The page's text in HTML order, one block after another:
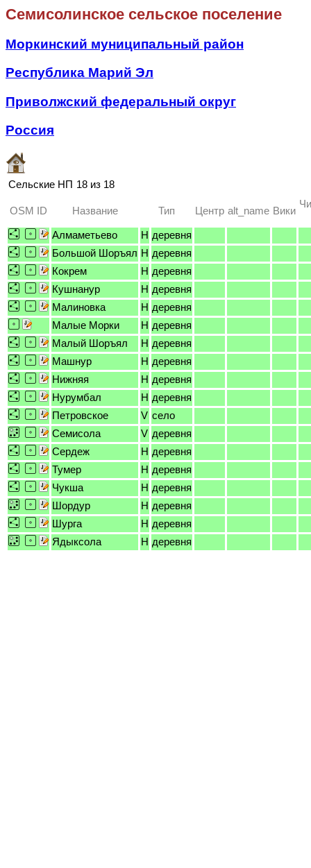
Семисолинское сельское поселение
Моркинский муниципальный район
Республика Марий Эл
Приволжский федеральный округ
Россия
Сельские НП 18 из 18
OSM ID Название Тип Центр alt_name Вики
Алмаметьево H деревня
Большой Шоръял H деревня
Кокрем
H деревня
Кушнанур
H деревня
Малиновка
H деревня
Малые Морки
H деревня
Малый Шоръял
H деревня
Машнур
H деревня
Нижняя
H деревня
Нурумбал
H деревня
Петровское
V село
Семисола
V деревня
Сердеж
H деревня
Тумер
H деревня
Чукша
H деревня
Шордур
H деревня
Шурга
H деревня
Ядыксола
H деревня